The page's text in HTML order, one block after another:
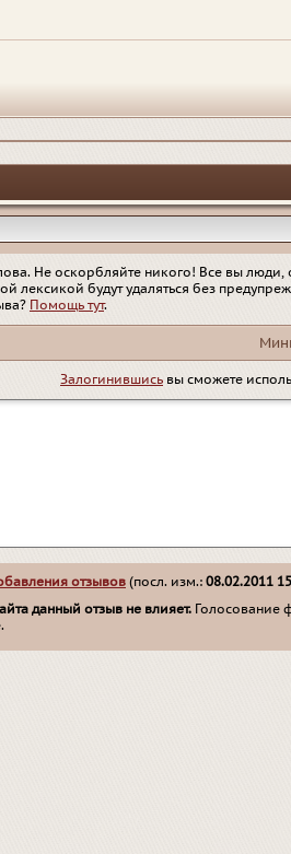
Не оскорбляйте никого! Все вы люди,
лексикой будут удаляться без
Помощь тут.
Залогинившись вы сможете
отзывов (посл. изм.: 08.02.2011
данный отзыв не влияет. Голосование